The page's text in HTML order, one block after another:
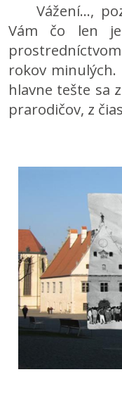
Vážení...,
Vám čo len
rokov minulých.
hlavne tešte sa
prarodičov, z